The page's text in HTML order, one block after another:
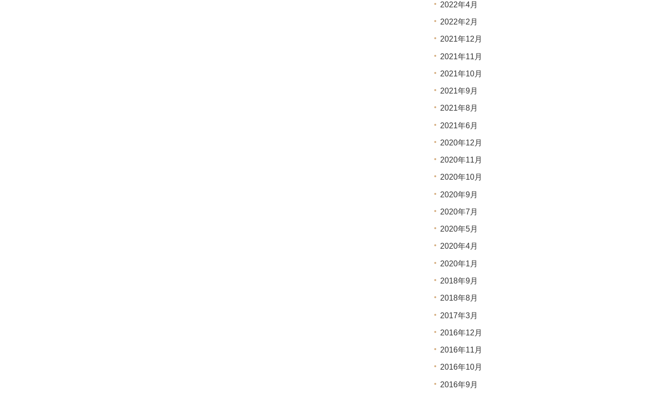
2022年4月
2022年2月
2021年12月
2021年11月
2021年10月
2021年9月
2021年8月
2021年6月
2020年12月
2020年11月
2020年10月
2020年9月
2020年7月
2020年5月
2020年4月
2020年1月
2018年9月
2018年8月
2017年3月
2016年12月
2016年11月
2016年10月
2016年9月